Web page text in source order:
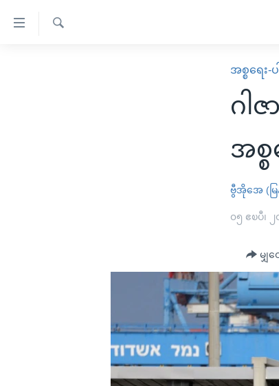
အစ္စရေး
ဂါ
အစ္
ဗွီအိုအေ (မြ
၀၅ ဧၿပီ၊ ၂
မျှဝ